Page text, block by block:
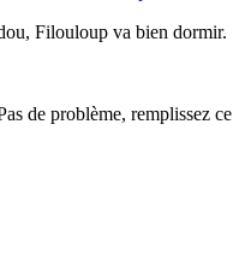
Filouloup va bien dormir.
de problème, remplissez ce